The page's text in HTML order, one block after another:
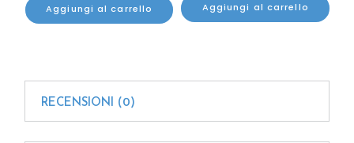
Aggiungi al carrello Aggiungi al carrello
RECENSIONI (0)